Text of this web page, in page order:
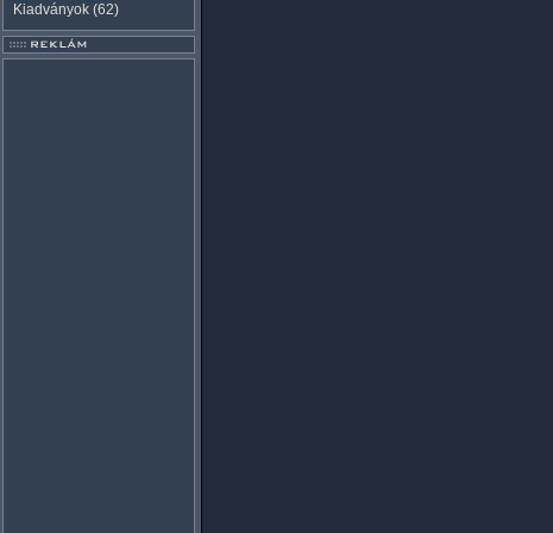
Kiadványok (62)